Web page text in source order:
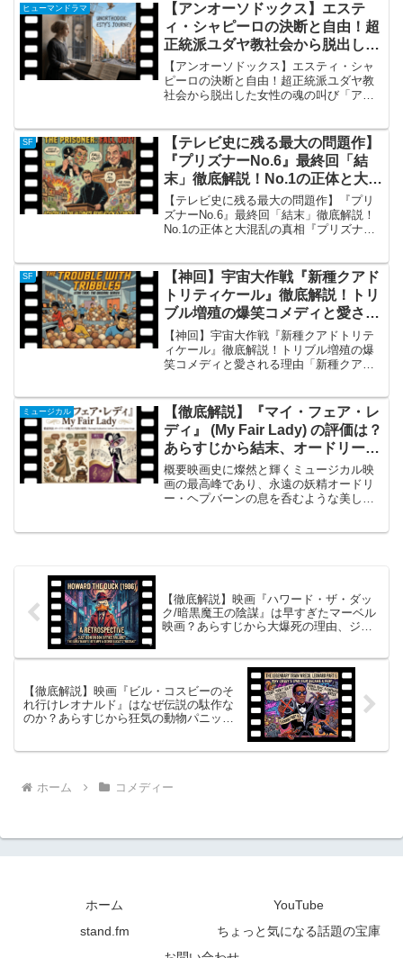
『インベーダー』。その中でも、第24
話...
ヒューマンドラマ
【アンオーソドックス】エステ
ィ・シャピーロの決断と自由！超
正統派ユダヤ教社会から脱出した
女性の魂の叫び
【アンオーソドックス】エスティ・シャ
ピーロの決断と自由！超正統派ユダヤ教
社会から脱出した女性の魂の叫び「アン
れ、エミー賞を受賞するなど世界中で高
い評価を受...
SF
【テレビ史に残る最大の問題作】
『プリズナーNo.6』最終回「結
末」徹底解説！No.1の正体と大混
乱の真相
【テレビ史に残る最大の問題作】『プリ
ズナーNo.6』最終回「結末」徹底解説！
No.1の正体と大混乱の真相『プリズナー
終回「結末（原題：Fall Out）」が...
SF
【神回】宇宙大作戦『新種クアド
トリティケール』徹底解説！トリ
ブル増殖の爆笑コメディと愛され
る理由
【神回】宇宙大作戦『新種クアドトリテ
ィケール』徹底解説！トリブル増殖の爆
笑コメディと愛される理由「新種クアド
おいて、最も愛されているコメディ回と
いえば、シーズン2第...
ミュージカル
【徹底解説】『マイ・フェア・レ
ディ』 (My Fair Lady) の評価は？
あらすじから結末、オードリーの
魅力と名曲の秘密まで総まとめ！
概要映画史に燦然と輝くミュージカル映
画の最高峰であり、永遠の妖精オードリ
ー・ヘプバーンの息を呑むような美しさ
【徹底解説】映画『ハワード・ザ・ダッ
ク/暗黒魔王の陰謀』は早すぎたマーベル
映画？あらすじから大爆死の理由、ジョ
【徹底解説】映画『ビル・コスビーのそ
れ行けレオナルド』はなぜ伝説の駄作な
のか？あらすじから狂気の動物パニッ
ホーム コメディー
ホーム
YouTube
stand.fm
ちょっと気になる話題の宝庫